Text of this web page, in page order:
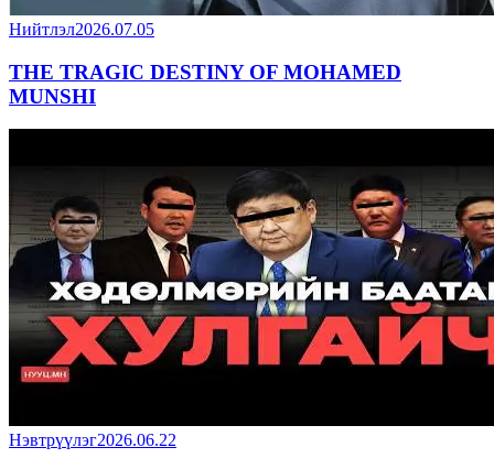
Нийтлэл2026.07.05
THE TRAGIC DESTINY OF MOHAMED
MUNSHI
Нэвтрүүлэг2026.06.22